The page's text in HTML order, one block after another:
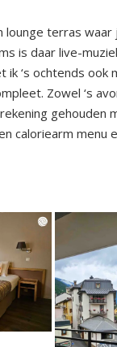
terras waar
is daar live-
ik ‘s ochtends ook
Zowel ‘s
gehouden
caloriearm menu